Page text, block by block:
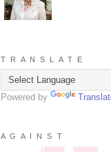
T R A N S L A T E
Powered by
A G A I N S T